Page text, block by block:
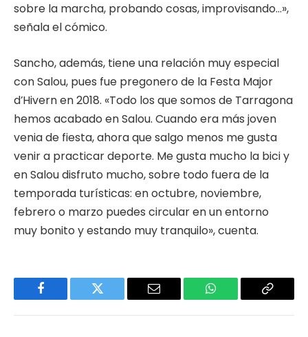
sobre la marcha, probando cosas, improvisando…»,
señala el cómico.
Sancho, además, tiene una relación muy especial
con Salou, pues fue pregonero de la Festa Major
d’Hivern en 2018. «Todo los que somos de Tarragona
hemos acabado en Salou. Cuando era más joven
venia de fiesta, ahora que salgo menos me gusta
venir a practicar deporte. Me gusta mucho la bici y
en Salou disfruto mucho, sobre todo fuera de la
temporada turísticas: en octubre, noviembre,
febrero o marzo puedes circular en un entorno
muy bonito y estando muy tranquilo», cuenta.
Facebook Twitter Email WhatsApp Copy